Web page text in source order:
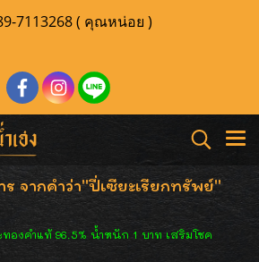
7113268 ( คุณหน่อย )
จากคำว่า"ปี่เซียะเรียกทรัพย์"
ทองคำแท้ 96.5% น้ำหนัก 1 บาท เสริมโชค